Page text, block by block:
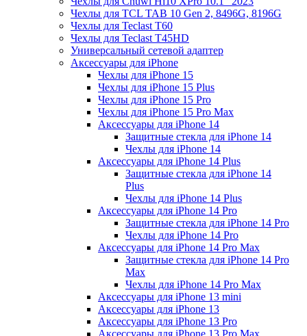
Чехлы для TCL TAB 10 Gen 2, 8496G, 8196G
Чехлы для Teclast T60
Чехлы для Teclast T45HD
Универсальный сетевой адаптер
Аксессуары для iPhone
Чехлы для iPhone 15
Чехлы для iPhone 15 Plus
Чехлы для iPhone 15 Pro
Чехлы для iPhone 15 Pro Max
Аксессуары для iPhone 14
Защитные стекла для iPhone 14
Чехлы для iPhone 14
Аксессуары для iPhone 14 Plus
Защитные стекла для iPhone 14
Plus
Чехлы для iPhone 14 Plus
Аксессуары для iPhone 14 Pro
Защитные стекла для iPhone 14 Pro
Чехлы для iPhone 14 Pro
Аксессуары для iPhone 14 Pro Max
Защитные стекла для iPhone 14 Pro
Max
Чехлы для iPhone 14 Pro Max
Аксессуары для iPhone 13 mini
Аксессуары для iPhone 13
Аксессуары для iPhone 13 Pro
Аксессуары для iPhone 13 Pro Max